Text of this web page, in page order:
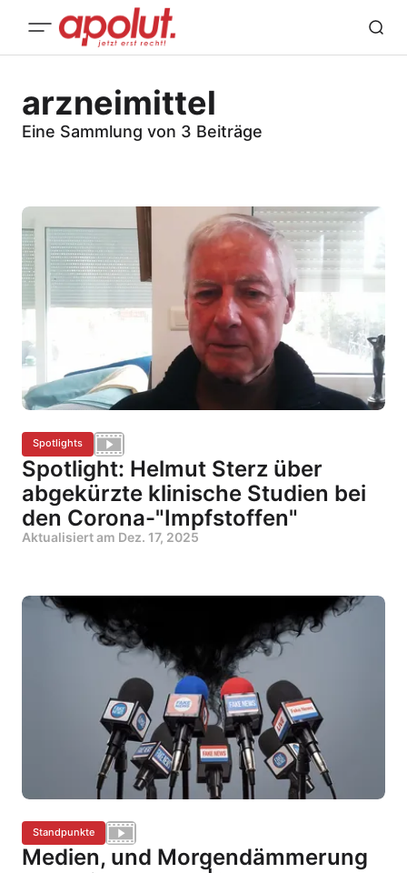
arzneimittel
Eine Sammlung von 3 Beiträge
Spotlights
Spotlight: Helmut Sterz über
abgekürzte klinische Studien bei
den Corona-"Impfstoffen"
Aktualisiert am Dez. 17, 2025
Standpunkte
Medien, und Morgendämmerung